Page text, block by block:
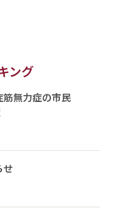
ング
無力症の市民
せ